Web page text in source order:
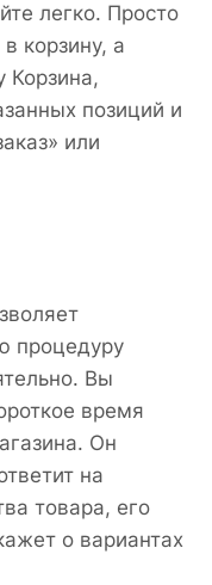
легко. Просто
корзину, а
Корзина,
позиций и
или
процедуру
Вы
время
Он
на
товара, его
о вариантах